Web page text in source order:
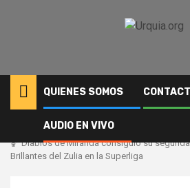
QUIENES SOMOS
AUDIO EN VIVO
Deportes
🏀 Diablos de Miranda consiguió su
Brillantes del Zulia en la Superliga